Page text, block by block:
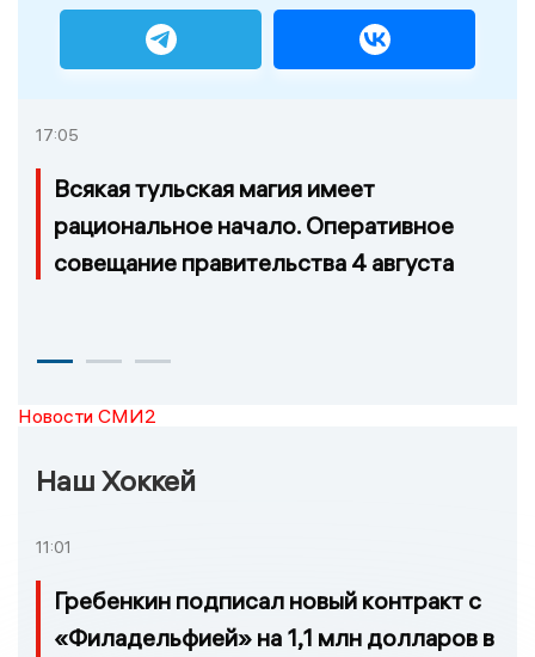
17:05
Всякая тульская магия имеет
рациональное начало. Оперативное
совещание правительства 4 августа
Новости СМИ2
Наш Хоккей
11:01
Гребенкин подписал новый контракт с
«Филадельфией» на 1,1 млн долларов в